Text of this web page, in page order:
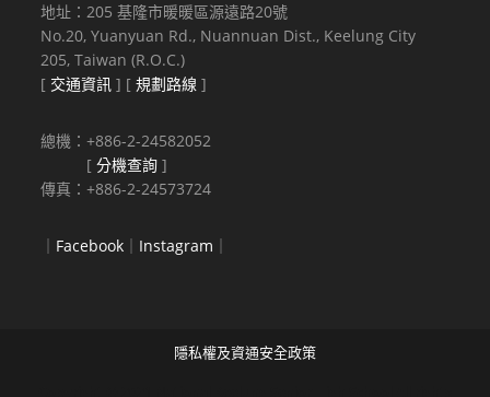
地址：205 基隆市暖暖區源遠路20號
No.20, Yuanyuan Rd., Nuannuan Dist., Keelung City
205, Taiwan (R.O.C.)
[ 交通資訊 ] [規劃路線 ]
總機：+886-2-24582052
[分機查詢 ]
傳真：+886-2-24573724
Facebook Instagram
隱私權及資通安全政策